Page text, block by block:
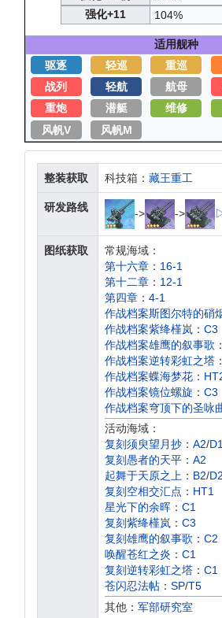
强化+11
104%
适用舰种
驱逐
轻巡 重巡
战列
轻航 航母
重炮
潜艇 维修
风帆V
风帆M
整装获取 科技箱： 藏王重工
研发路线 -> ->
图纸获取
常规海域：
第十六章 ： 16-1
第十二章 ： 12-1
第四章 ： 4-1
作战档案斯图尔特的硝
作战档案紫绛槿岚 ： C3
作战档案雄鹰的叙事歌 ：
作战档案逆转彩虹之塔 ：
作战档案蝶海梦花 ：
作战档案镜位螺旋 ： C3
作战档案穹顶下的圣咏
作战档案浮樱影华
作战档案箱庭疗法
：B3/
作战档案苍红的回响：
作战档案墨染 ： A4/C4
作战档案红染 ： A2 C2
活动海域：
复刻须臾望月抄 ： A2/
复刻愚者的天平 ： A2
起舞于天原之上 ： B2/D2
复刻空相交汇点 ： HT1
星光下的余晖 ： C1
复刻紫绛槿岚 ： C3
复刻雄鹰的叙事歌 ： C2
唤醒苍红之炎 ： C1
复刻逆转彩虹之塔 ： C1
苍闪忍法帖 ： SP/T5
须臾望月抄：A2/D1
其他： 军部研究室